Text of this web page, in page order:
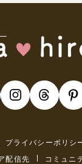
プライバシーポリシ
配信先 コミュニ